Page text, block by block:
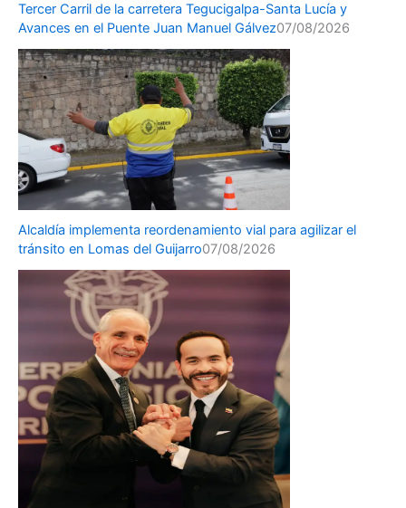
Tercer Carril de la carretera Tegucigalpa-Santa Lucía y
Avances en el Puente Juan Manuel Gálvez07/08/2026
Alcaldía implementa reordenamiento vial para agilizar el
tránsito en Lomas del Guijarro07/08/2026